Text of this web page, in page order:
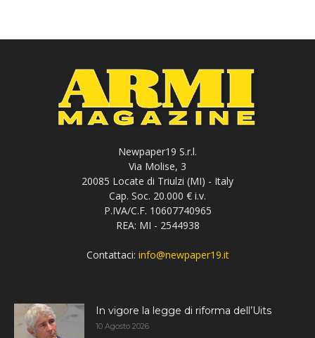
Newpaper19 S.r.l.
Via Molise, 3
20085 Locate di Triulzi (MI) - Italy
Cap. Soc. 20.000 € i.v.
P.IVA/C.F. 10607740965
REA: MI - 2544938
Contattaci: info@newpaper19.it
In vigore la legge di riforma dell’Uits
10 Agosto 2026